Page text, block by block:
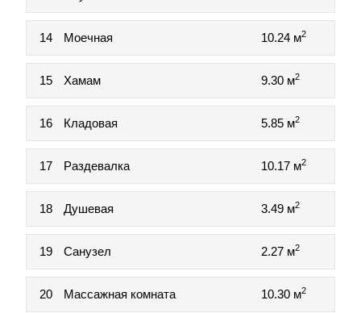
14 Моечная 10.24 м2
15 Хамам 9.30 м2
16 Кладовая 5.85 м2
17 Раздевалка 10.17 м2
18 Душевая 3.49 м2
19 Санузел 2.27 м2
20 Массажная комната 10.30 м2